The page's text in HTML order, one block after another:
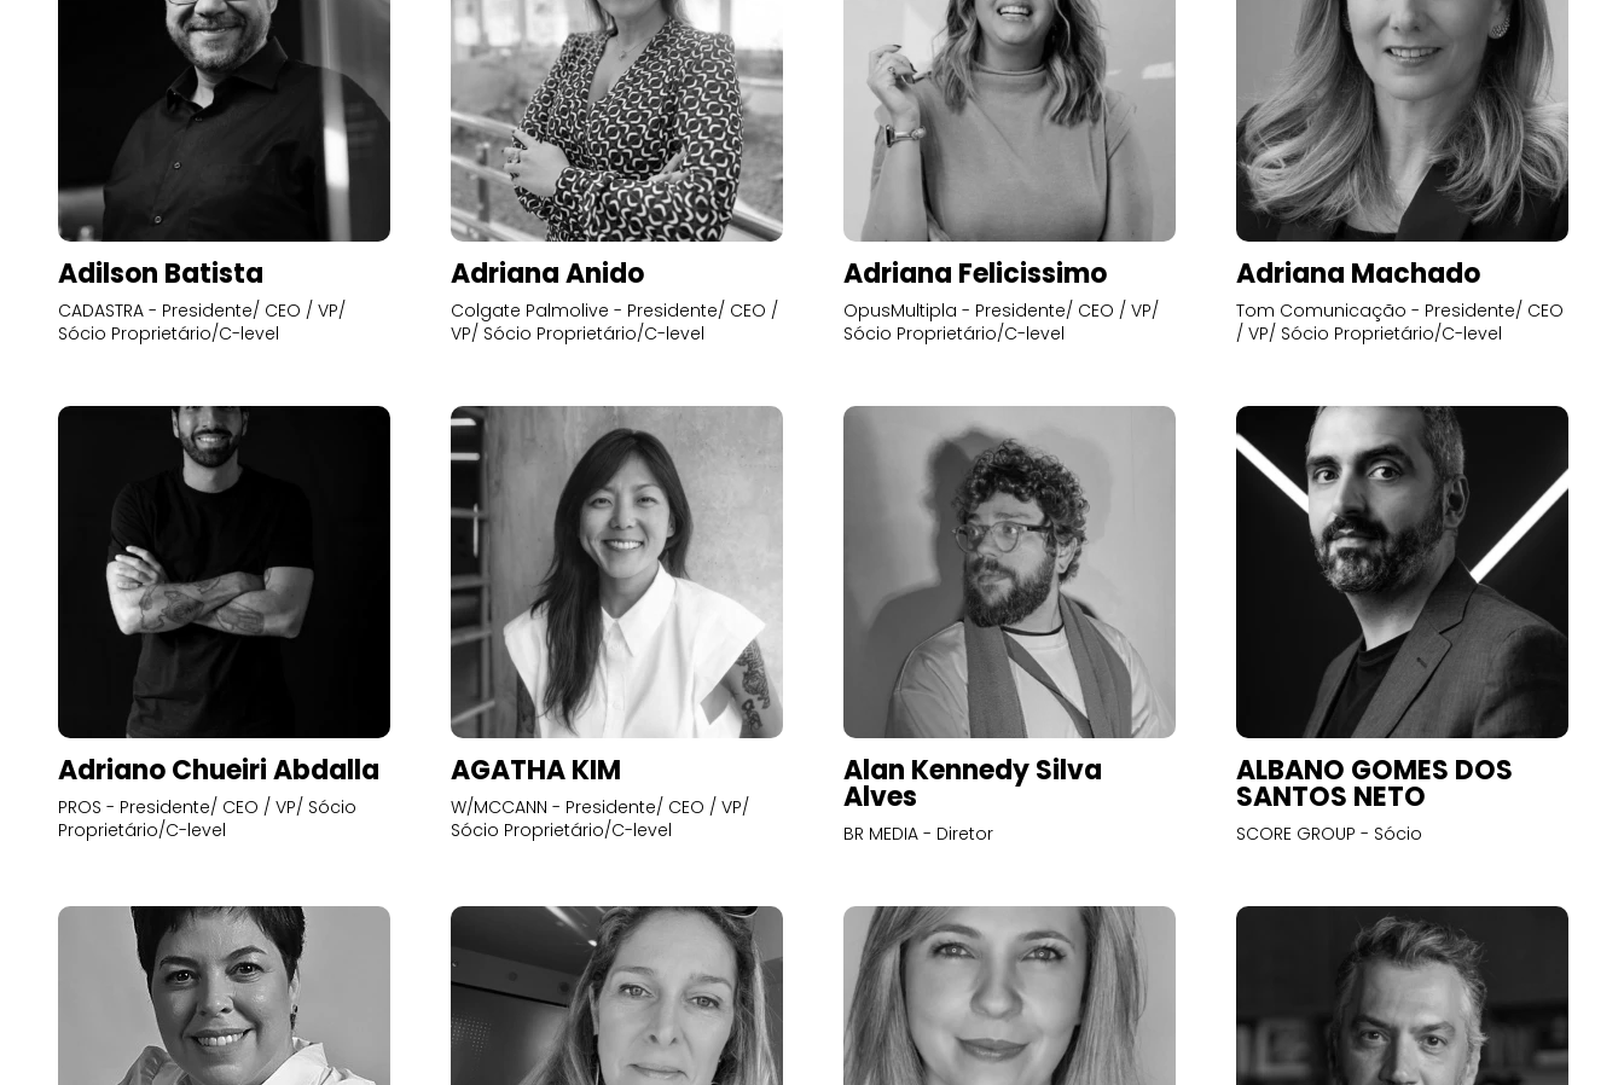
Adilson Batista
CADASTRA - Presidente/ CEO / VP/
Sócio Proprietário/C-level
Adriana Anido
Colgate Palmolive - Presidente/ CEO /
VP/ Sócio Proprietário/C-level
Adriana Felicissimo
OpusMultipla - Presidente/ CEO / VP/
Sócio Proprietário/C-level
Adriana Machado
Tom Comunicação - Presidente/ CEO
/ VP/ Sócio Proprietário/C-level
Adriano Chueiri Abdalla
PROS - Presidente/ CEO / VP/ Sócio
Proprietário/C-level
AGATHA KIM
W/MCCANN - Presidente/ CEO / VP/
Sócio Proprietário/C-level
Alan Kennedy Silva
Alves
BR MEDIA - Diretor
ALBANO GOMES DOS
SANTOS NETO
SCORE GROUP - Sócio